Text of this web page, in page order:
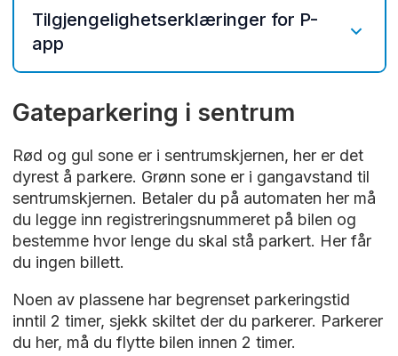
for
iPhone eller Android
. Følg instruksjonene i
appen. Registrer deg som
bruker av
kortinformasjon og startdato for avtalen.
I appen kan du
starte, stoppe og forlenge
gateparkering
registrere deg for automatisk betaling i
Apenesfjellet, St.Hansfjellet,
Cityterminalen og Kirkebrygga p-hus
(AutoPark)
kjøpe leieavtaler for parkeringsplasser
betale for lading av elbil
kjøpe bedriftsavtale
Tilgjengelighetserklæringer for P-
app
sert/579e43aa-751e-4117-8bf6-
Android: https://uustatus.no/nb/erklaringer/p
ublisert/3eea344e-e27b-4804-9db0-
6c6019bb4a65
iOS:https://uustatus.no/nb/erklaringer/publis
ert/4b878550-d465-4044-89bb-
cefafb52df41
Gateparkering i sentrum
Rød og gul sone er i sentrumskjernen, her er det
dyrest å parkere. Grønn sone er i gangavstand til
sentrumskjernen. Betaler du på automaten her må
du legge inn registreringsnummeret på bilen og
bestemme hvor lenge du skal stå parkert. Her får
du ingen billett.
Noen av plassene har begrenset parkeringstid
inntil 2 timer, sjekk skiltet der du parkerer. Parkerer
du her, må du flytte bilen innen 2 timer.